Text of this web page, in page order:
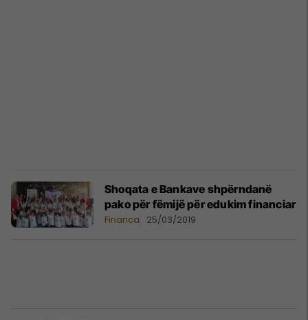
Shoqata e Bankave shpërndanë
pako për fëmijë për edukim financiar
Financa 25/03/2019